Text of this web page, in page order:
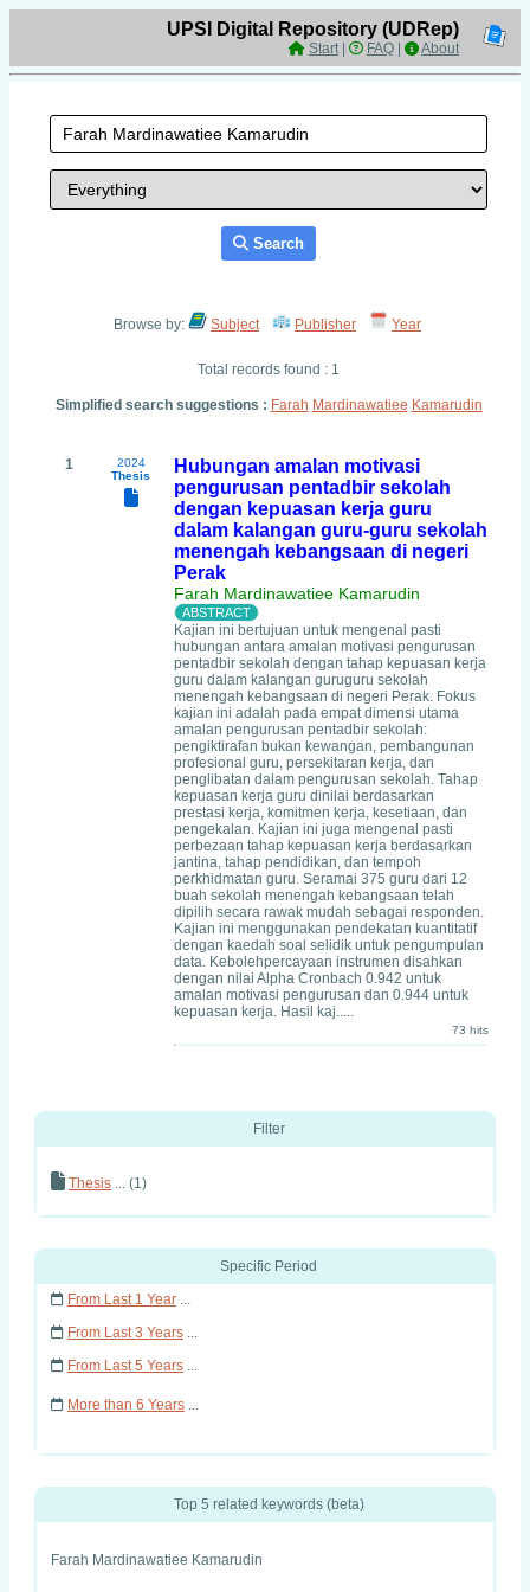
UPSI Digital Repository (UDRep)
Start| FAQ About
Search
Browse by: Subject Publisher Year
Total records found : 1
Simplified search suggestions : Farah Mardinawatiee Kamarudin
1
2024
Thesis
Hubungan amalan motivasi
pengurusan pentadbir sekolah
dengan kepuasan kerja guru
dalam kalangan guru-guru sekolah
menengah kebangsaan di negeri
Perak
Farah Mardinawatiee Kamarudin
Kajian ini bertujuan untuk mengenal pasti
hubungan antara amalan motivasi pengurusan
pentadbir sekolah dengan tahap kepuasan kerja
guru dalam kalangan guruguru sekolah
menengah kebangsaan di negeri Perak. Fokus
kajian ini adalah pada empat dimensi utama
amalan pengurusan pentadbir sekolah:
pengiktirafan bukan kewangan, pembangunan
profesional guru, persekitaran kerja, dan
penglibatan dalam pengurusan sekolah. Tahap
kepuasan kerja guru dinilai berdasarkan
prestasi kerja, komitmen kerja, kesetiaan, dan
pengekalan. Kajian ini juga mengenal pasti
perbezaan tahap kepuasan kerja berdasarkan
jantina, tahap pendidikan, dan tempoh
perkhidmatan guru. Seramai 375 guru dari 12
buah sekolah menengah kebangsaan telah
dipilih secara rawak mudah sebagai responden.
Kajian ini menggunakan pendekatan kuantitatif
dengan kaedah soal selidik untuk pengumpulan
data. Kebolehpercayaan instrumen disahkan
dengan nilai Alpha Cronbach 0.942 untuk
amalan motivasi pengurusan dan 0.944 untuk
kepuasan kerja. Hasil kaj.....
73 hits
Filter
Thesis ... (1)
Specific Period
From Last 1 Year ...
From Last 3 Years ...
From Last 5 Years ...
More than 6 Years ...
Top 5 related keywords (beta)
Farah Mardinawatiee Kamarudin